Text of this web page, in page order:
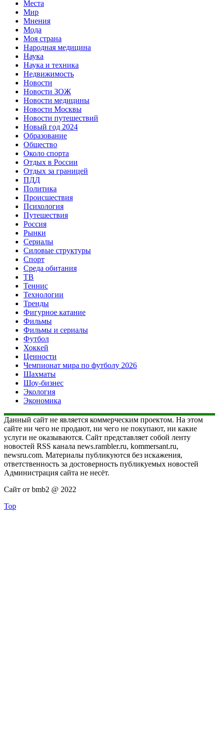
Места
Мир
Мнения
Мода
Моя страна
Народная медицина
Наука
Наука и техника
Недвижимость
Новости
Новости ЗОЖ
Новости медицины
Новости Москвы
Новости путешествий
Новый год 2024
Образование
Общество
Около спорта
Отдых в России
Отдых за границей
ПДД
Политика
Происшествия
Психология
Путешествия
Россия
Рынки
Сериалы
Силовые структуры
Спорт
Среда обитания
ТВ
Теннис
Технологии
Тренды
Фигурное катание
Фильмы
Фильмы и сериалы
Футбол
Хоккей
Ценности
Чемпионат мира по футболу 2026
Шахматы
Шоу-бизнес
Экология
Экономика
Данный сайт не является коммерческим проектом. На этом
сайте ни чего не продают, ни чего не покупают, ни какие
услуги не оказываются. Сайт представляет собой ленту
новостей RSS канала news.rambler.ru, kommersant.ru,
newsru.com. Материалы публикуются без искажения,
ответственность за достоверность публикуемых новостей
Администрация сайта не несёт.
Сайт от bmb2 @ 2022
Top